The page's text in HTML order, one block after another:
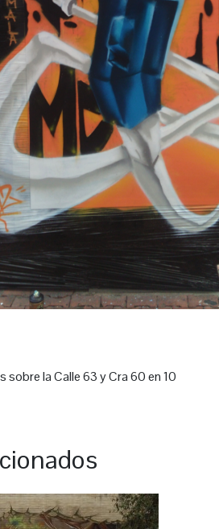
sobre la Calle 63 y Cra 60 en 10